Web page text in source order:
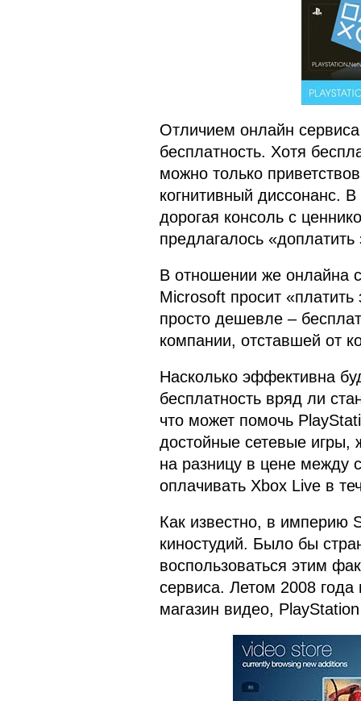
Отличием онлайн
бесплатность. Хотя
можно только
когнитивный диссонанс.
дорогая консоль с
предлагалось
В отношении же онлайна
Microsoft просит «платить
просто дешевле –
компании, отставшей от
Насколько эффективна
бесплатность вряд ли
что может помочь
достойные сетевые игры,
на разницу в цене
оплачивать Xbox Live в
Как известно, в империю
киностудий. Было бы
воспользоваться этим
сервиса. Летом 2008
магазин видео,